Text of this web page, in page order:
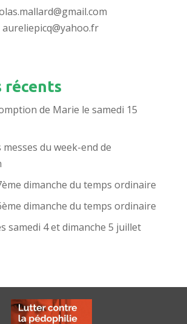
aureliepicq@yahoo.fr
récents
de Marie le samedi 15
du week-end de
dimanche du temps ordinaire
dimanche du temps ordinaire
samedi 4 et dimanche 5 juillet